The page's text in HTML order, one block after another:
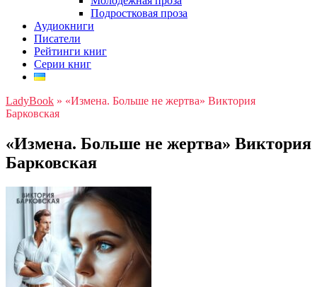
Подростковая проза
Аудиокниги
Писатели
Рейтинги книг
Серии книг
LadyBook » «Измена. Больше не жертва» Виктория
Барковская
«Измена. Больше не жертва» Виктория
Барковская